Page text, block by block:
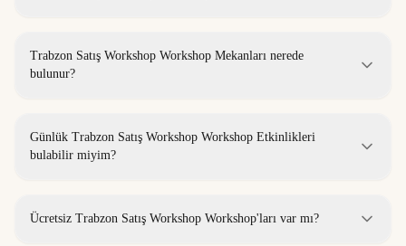
Trabzon Satış Workshop Workshop Mekanları nerede
bulunur?
Günlük Trabzon Satış Workshop Workshop Etkinlikleri
bulabilir miyim?
Ücretsiz Trabzon Satış Workshop Workshop'ları var mı?